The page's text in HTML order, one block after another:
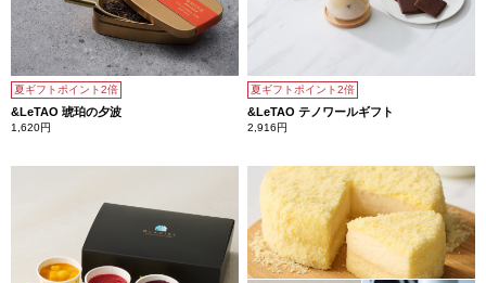
夏ギフトポイント2倍
&LeTAO 琥珀の夕波
1,620円
夏ギフトポイント2倍
&LeTAO テノワールギフト
2,916円